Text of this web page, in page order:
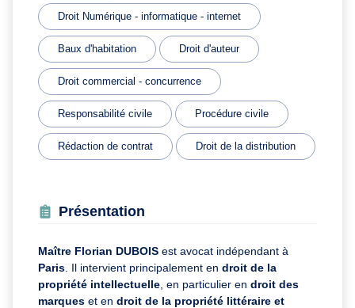
Droit Numérique - informatique - internet
Baux d'habitation Droit d'auteur
Droit commercial - concurrence
Responsabilité civile Procédure civile
Rédaction de contrat Droit de la distribution
Présentation
Maître Florian DUBOIS est avocat indépendant à
Paris . Il intervient principalement en droit de la
propriété intellectuelle , en particulier en droit des
marques et en droit de la propriété littéraire et